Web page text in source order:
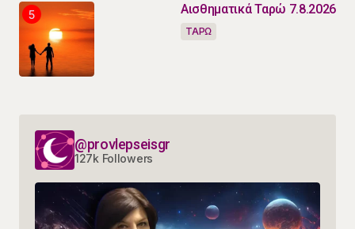
Αισθηματικά Ταρώ 7.8.2026
ΤΑΡΩ
@provlepseisgr
127k Followers